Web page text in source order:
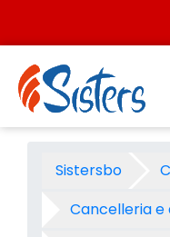
Vaschetta
Sistersbo
Cancelleria e